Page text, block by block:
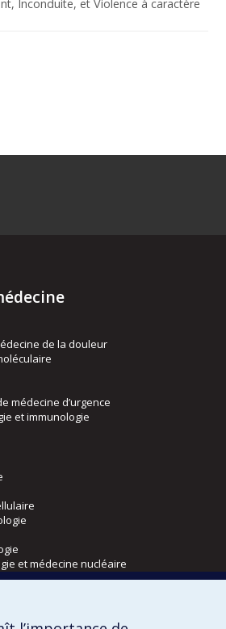
Inconduite, et Violence à caractère
de la douleur
médecine d’urgence
et immunologie
et médecine nucléaire